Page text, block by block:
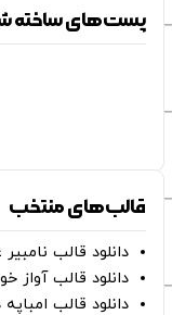
پست‌های ساخته
قالب‌های منتخب
دانلود قالب
دانلود قالب آواز
دانلود قالب امباپه